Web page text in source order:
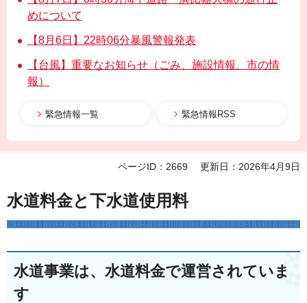
めについて
【8月6日】22時06分暴風警報発表
【台風】重要なお知らせ（ごみ、施設情報、市の情
報）
緊急情報一覧 緊急情報RSS
ページID：2669 更新日：2026年4月9日
水道料金と下水道使用料
水道事業は、水道料金で運営されていま
す